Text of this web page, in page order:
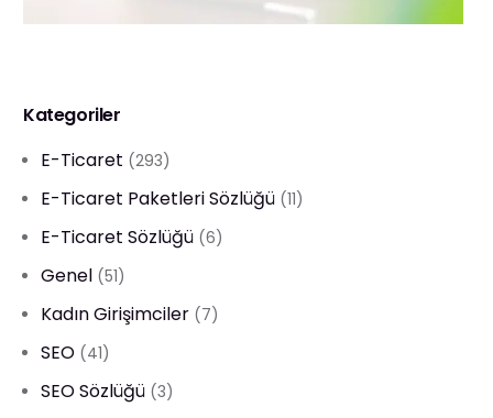
Kategoriler
E-Ticaret (293)
E-Ticaret Paketleri Sözlüğü (11)
E-Ticaret Sözlüğü (6)
Genel (51)
Kadın Girişimciler (7)
SEO (41)
SEO Sözlüğü (3)